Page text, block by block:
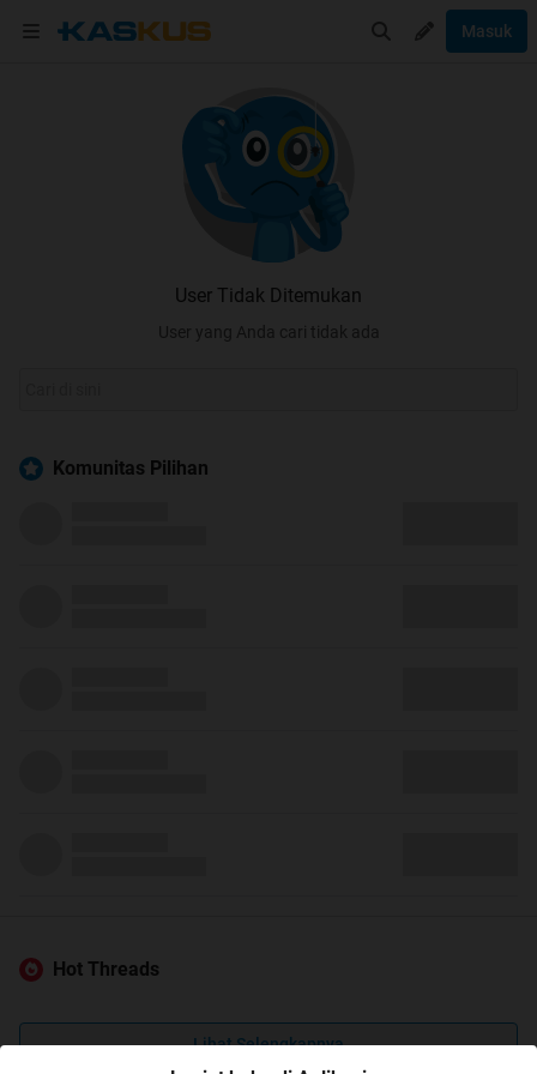
Masuk
User Tidak Ditemukan
User yang Anda cari tidak ada
Komunitas Pilihan
Hot Threads
Lihat Selengkapnya